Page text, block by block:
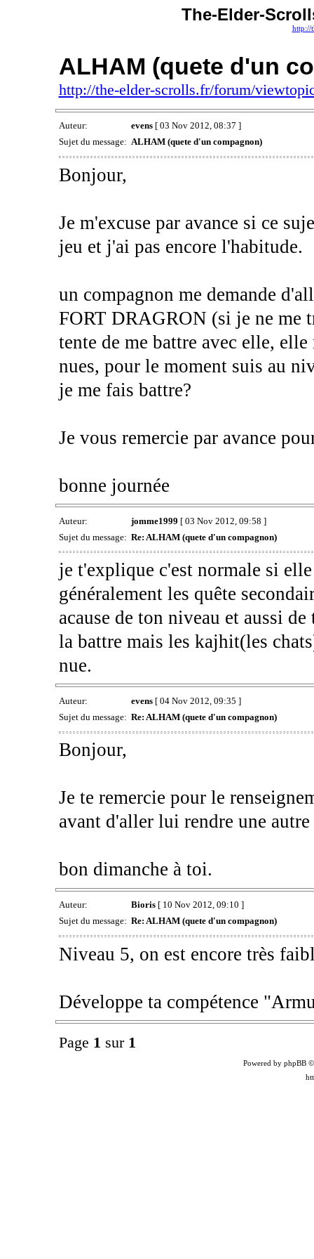
The-Elder-
http://
ALHAM (quete d'un
http://the-elder-scrolls.fr/forum/
Auteur: evens[ 03 Nov 2012, 08:37 ]
Sujet du message: ALHAM (quete d'un compagnon)
Bonjour,
Je m'excuse par avance si ce
jeu et j'ai pas encore l'habitude.
un compagnon me demande
FORT DRAGRON (si je ne me
tente de me battre avec elle,
nues, pour le moment suis au
je me fais battre?
Je vous remercie par avance
bonne journée
Auteur: jomme1999 [ 03 Nov 2012, 09:58 ]
Sujet du message: Re: ALHAM (quete d'un compagnon)
je t'explique c'est normale si
généralement les quête
acause de ton niveau et aussi
la battre mais les kajhit(les
nue.
Auteur: evens[ 04 Nov 2012, 09:35 ]
Sujet du message: Re: ALHAM (quete d'un compagnon)
Bonjour,
Je te remercie pour le
avant d'aller lui rendre une
bon dimanche à toi.
Auteur: Bioris[ 10 Nov 2012, 09:10 ]
Sujet du message: Re: ALHAM (quete d'un compagnon)
Niveau 5, on est encore très
Développe ta compétence
Page 1 sur 1
Powered by phpBB